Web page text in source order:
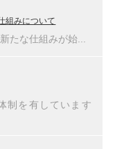
組みについて
たな仕組みが始...
制を有しています